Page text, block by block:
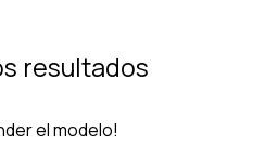
resultados